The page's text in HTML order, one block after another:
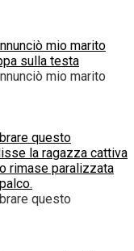
mio marito
sulla testa
mio marito
questo
la ragazza cattiva
rimase paralizzata
questo